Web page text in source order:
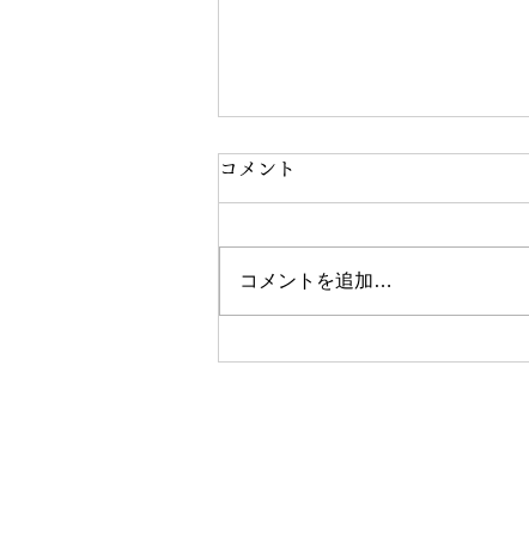
ダイエットが楽にできる時代
コメント
コメントを追加…